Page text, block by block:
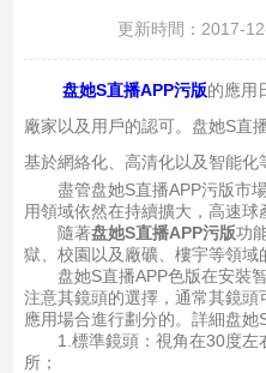
更新時間：2017-
盘她S直播APP污版的應用
廠家以及用戶的認可。盘她S直
基於網絡化、高清化以及智能化
盡管盘她S直播APP污版市場
用領域依然在持續擴大，高速球
隨著盘她S直播APP污版功
獄、校園以及廠礦、樓宇等領域
盘她S直播APP色版在安裝智
注意其鏡頭的選擇，通常其鏡
應用場合進行劃分的。詳細盘她
1.標準鏡頭：視角在30度左
所；